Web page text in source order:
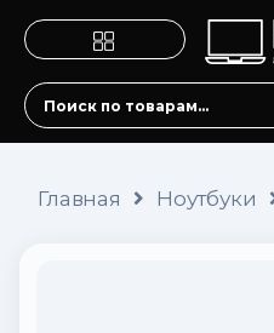
Главная Ноутбуки